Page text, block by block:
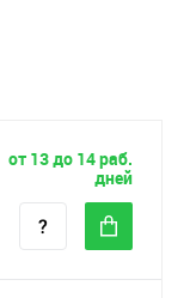
от 13 до 14 раб.
дней